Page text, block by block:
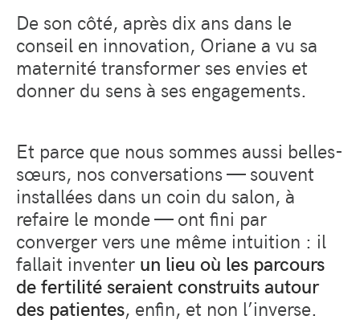
De son côté, après dix ans dans le
conseil en innovation, Oriane a vu sa
maternité transformer ses envies et
donner du sens à ses engagements.
Et parce que nous sommes aussi belles-
sœurs, nos conversations — souvent
installées dans un coin du salon, à
refaire le monde — ont fini par
converger vers une même intuition : il
fallait inventer un lieu où les parcours
de fertilité seraient construits autour
des patientes, enfin, et non l’inverse.